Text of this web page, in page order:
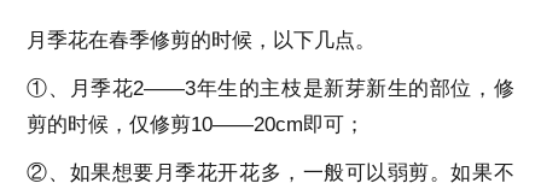
月季花在春季修剪的时候，以下几点。
①、月季花2——3年生的主枝是新芽新生的部位，修
剪的时候，仅修剪10——20cm即可；
②、如果想要月季花开花多，一般可以弱剪。如果不